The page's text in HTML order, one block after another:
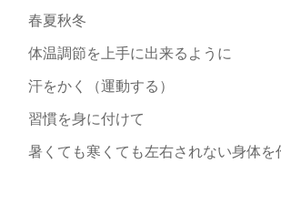
春夏秋冬
体温調節を上手に出来るように
汗をかく（運動する）
習慣を身に付けて
暑くても寒くても左右されない身体